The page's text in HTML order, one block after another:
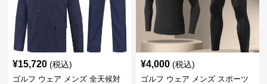
¥15,720 (税込)
ゴルフ ウェア メンズ 全天候対
¥4,000 (税込)
ゴルフ ウェア メンズ スポーツ